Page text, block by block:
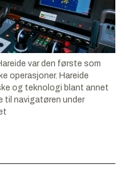
var den første som
operasjoner. Hareide
og teknologi blant annet
til navigatøren under